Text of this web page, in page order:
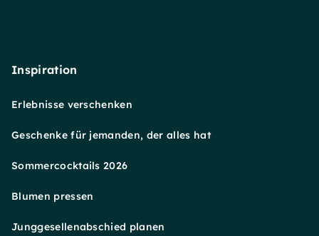
Inspiration
Erlebnisse verschenken
Geschenke für jemanden, der alles hat
Sommercocktails 2026
Blumen pressen
Junggesellenabschied planen